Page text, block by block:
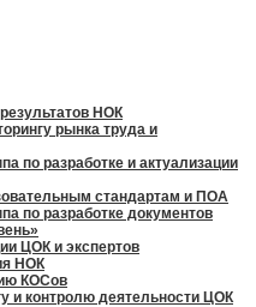
НОК
рынка труда и
по разработке и актуализации
стандартам и ПОА
по разработке документов
ЦОК и экспертов
НОК
КОСов
и контролю деятельности ЦОК